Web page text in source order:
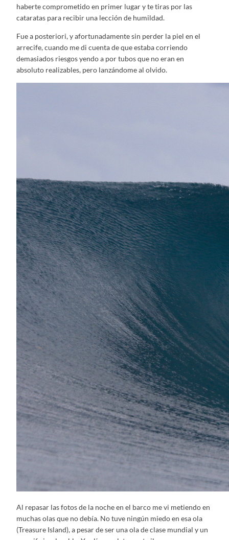
haberte comprometido en primer lugar y te tiras por las
cataratas para recibir una lección de humildad.
Fue a posteriori, y afortunadamente sin perder la piel en el
arrecife, cuando me di cuenta de que estaba corriendo
demasiados riesgos yendo a por tubos que no eran en
absoluto realizables, pero lanzándome al olvido.
Al repasar las fotos de la noche en el barco me vi metiendo en
muchas olas que no debía. No tuve ningún miedo en esa ola
(Treasure Island), a pesar de ser una ola de clase mundial y un